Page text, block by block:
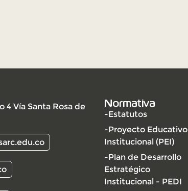
4 Vía Santa Rosa de
Normativa
-Estatutos
-Proyecto Educativo
Institucional (PEI)
-Plan de Desarrollo
Estratégico
Institucional - PEDI